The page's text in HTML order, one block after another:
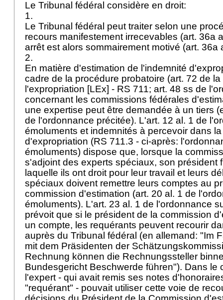
Le Tribunal fédéral considère en droit:
1.
Le Tribunal fédéral peut traiter selon une
recours manifestement irrecevables (art. 36a
arrêt est alors sommairement motivé (art. 36a
2.
En matière d'estimation de l'indemnité
cadre de la procédure probatoire (art. 72 de
l'expropriation [LEx] - RS 711; art. 48 ss de
concernant les commissions fédérales
une expertise peut être demandée à un tiers
de l'ordonnance précitée). L'art. 12 al. 1 de
émoluments et indemnités à percevoir dans
d'expropriation (RS 711.3 - ci-après:
émoluments) dispose que, lorsque la
s'adjoint des experts spéciaux, son président
laquelle ils ont droit pour leur travail et leurs
spéciaux doivent remettre leurs comptes au
commission d'estimation (art. 20 al. 1 de
émoluments). L'art. 23 al. 1 de l'ordonnance
prévoit que si le président de la commission
un compte, les requérants peuvent recourir
auprès du Tribunal fédéral (en allemand: "Im
mit dem Präsidenten der
Rechnung können die Rechnungssteller
Bundesgericht Beschwerde führen"). Dans le
l'expert - qui avait remis ses notes
"requérant" - pouvait utiliser cette voie de